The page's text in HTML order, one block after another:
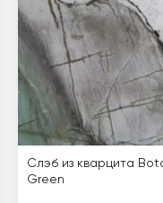
Слэб из кварцита
Green